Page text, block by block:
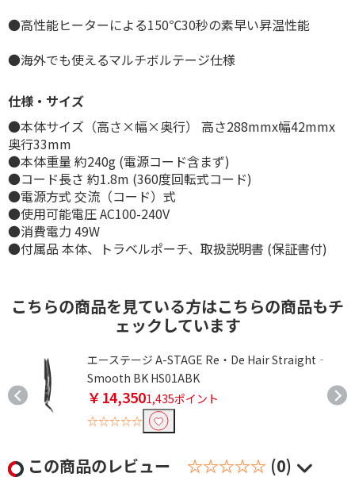
●高性能ヒーターによる150℃30秒の素早い昇温性能
●海外でも使えるマルチボルテージ仕様
仕様・サイズ
●本体サイズ（高さ×幅×奥行） 高さ288mmx幅42mmx
奥行33mm
●本体重量 約240g (電源コード含まず)
●コード長さ 約1.8m (360度回転式コード)
●電源方式 交流（コード）式
●使用可能電圧 AC100-240V
●消費電力 49W
●付属品 本体、トラベルポーチ、取扱説明書 (保証書付)
こちらの商品を見ている方はこちらの商品もチ
ェックしています
エーステージ A-STAGE Re・De Hair Straight‐
Smooth BK HS01ABK
￥14,3501,435ポイント
☆☆☆☆☆
この商品のレビュー ☆☆☆☆☆ (0)